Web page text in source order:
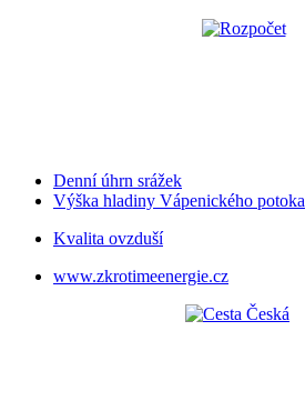
Denní úhrn srážek
Výška hladiny Vápenického potoka
Kvalita ovzduší
www.zkrotimeenergie.cz